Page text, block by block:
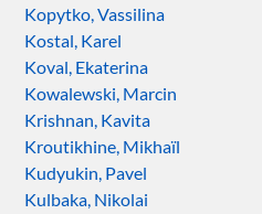
Kopytko, Vassilina
Kostal, Karel
Koval, Ekaterina
Kowalewski, Marcin
Krishnan, Kavita
Kroutikhine, Mikhaïl
Kudyukin, Pavel
Kulbaka, Nikolai